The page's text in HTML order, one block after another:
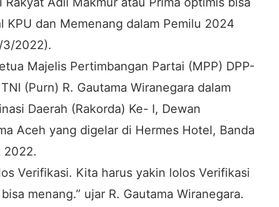
KPU dan Memenang dalam Pemilu 2024
3/2022).
Majelis Pertimbangan Partai (MPP) DPP-
(Purn) R. Gautama Wiranegara dalam
Daerah (Rakorda) Ke- I, Dewan
Aceh yang digelar di Hermes Hotel, Banda
2022.
Verifikasi. Kita harus yakin lolos Verifikasi
menang.” ujar R. Gautama Wiranegara.